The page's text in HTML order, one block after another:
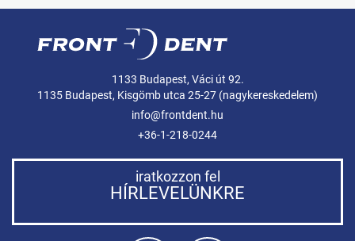
1133 Budapest, Váci út 92.
1135 Budapest, Kisgömb utca 25-27 (nagykereskedelem)
info@frontdent.hu
+36-1-218-0244
iratkozzon fel
HÍRLEVELÜNKRE